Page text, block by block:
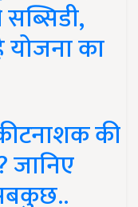
का
की
जानिए